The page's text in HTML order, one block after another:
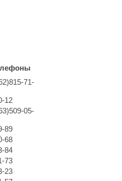
71-
12
05-
89
68
84
73
23